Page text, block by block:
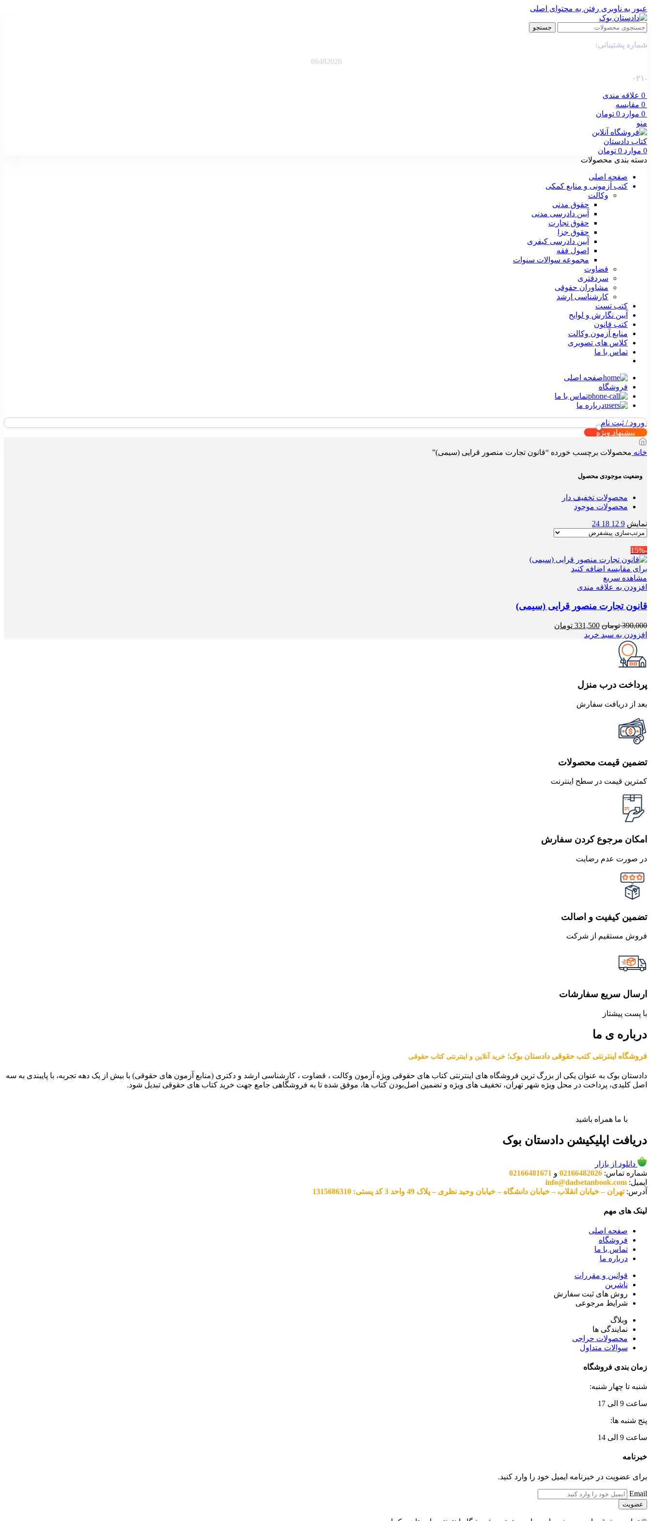
عبور به ناوبری رفتن به محتوای اصلی
جستجو
شماره پشتیبانی:
66482026
-۰۲۱
0 علاقه مندی
0 مقایسه
0 موارد 0 تومان
منو
0 موارد 0 تومان
دسته بندی محصولات
صفحه اصلی
کتب آزمونی و منابع کمکی
وکالت
حقوق مدنی
آیین دادرسی مدنی
حقوق تجارت
حقوق جزا
آیین دادرسی کیفری
اصول فقه
مجموعه سوالات سنوات
قضاوت
سردفتری
مشاوران حقوقی
کارشناسی ارشد
کتب تست
آیین نگارش و لوایح
کتب قانون
منابع آزمون وکالت
کلاس های تصویری
تماس با ما
صفحه اصلی
فروشگاه
تماس با ما
درباره ما
ورود / ثبت نام
پیشنهاد ویژه
خانه محصولات برچسب خورده “قانون تجارت منصور قرایی (سیمی)”
وضعیت موجودی محصول
محصولات تخفیف دار
محصولات موجود
نمایش 9
12
18
24
-15%
برای مقایسه اضافه کنید
مشاهده سریع
افزودن به علاقه مندی
قانون تجارت منصور قرایی (سیمی)
390,000 تومان قیمت
اصلی
331,500 تومان
افزودن به سبد خرید
پرداخت درب منزل
بعد از دریافت سفارش
تضمین قیمت محصولات
کمترین قیمت در سطح اینترنت
امکان مرجوع کردن سفارش
در صورت عدم رضایت
تضمین کیفیت و اصالت
فروش مستقیم از شرکت
ارسال سریع سفارشات
با پست پیشتاز
درباره ی ما
فروشگاه اینترنتی کتب حقوقی دادستان بوک؛ خرید آنلاین و اینترنتی کتاب حقوقی
دادستان بوک به عنوان یکی از بزرگ ترین فروشگاه های اینترنتی کتاب های حقوقی ویژه آزمون وکالت ، قضاوت ، کارشناسی ارشد و دکتری (منابع آزمون های حقوقی) با بیش از یک دهه تجربه، با پایبندی به سه
اصل کلیدی، پرداخت در محل ویژه شهر تهران، تخفیف های ویژه و تضمین اصل‌بودن کتاب ها، موفق شده تا به فروشگاهی جامع جهت خرید کتاب های حقوقی تبدیل شود.
با ما همراه باشید
دریافت اپلیکیشن دادستان بوک
دانلود از بازار
شماره تماس: 02166482026 و 02166481671
ایمیل: info@dadsetanbook.com
آدرس:تهران – خیابان انقلاب – خیابان دانشگاه – خیابان وحید نظری – پلاک 49 واحد 3 کد پستی: 1315686310
لینک های مهم
صفحه اصلی
فروشگاه
تماس با ما
درباره ما
قوانین و مقررات
ناشرین
روش های ثبت سفارش
شرایط مرجوعی
وبلاگ
نمایندگی ها
محصولات حراجی
سوالات متداول
زمان بندی فروشگاه
شنبه تا چهار شنبه:
ساعت 9 الی 17
پنج شنبه ها:
ساعت 9 الی 14
خبرنامه
برای عضویت در خبرنامه ایمیل خود را وارد کنید.
Email